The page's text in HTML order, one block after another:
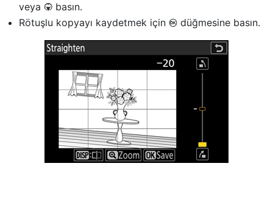
veya 3 basın.
Rötuşlu kopyayı kaydetmek için J düğmesine basın.